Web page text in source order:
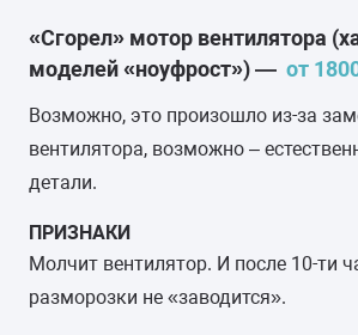
«Сгорел» мотор вентилятора
моделей «ноуфрост») — от
Возможно, это произошло из-за
вентилятора, возможно –
детали.
ПРИЗНАКИ
Молчит вентилятор. И после 10-ти
разморозки не «заводится».